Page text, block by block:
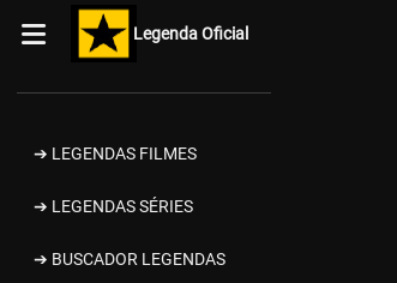
Legenda Oficial
➔ LEGENDAS FILMES
➔ LEGENDAS SÉRIES
➔ BUSCADOR LEGENDAS